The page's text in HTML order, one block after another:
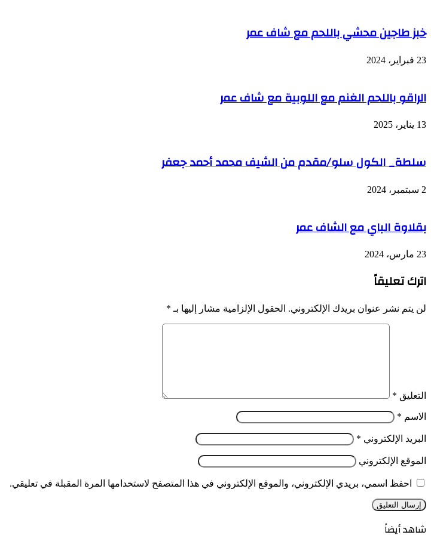
خبز طاجين محشي باللحم مع شاف عمر
23 فبراير، 2024
الراقو باللحم الغنم مع اللوبية مع شاف عمر
13 يناير، 2025
سلطة_ الكول سلو/مقدم من الشيف محمد أحمد جعفر
2 سبتمبر، 2024
بقلاوة الباي مع الشاف عمر
23 مارس، 2024
اترك تعليقاً
لن يتم نشر عنوان بريدك الإلكتروني. الحقول الإلزامية مشار إليها بـ *
التعليق *
الاسم *
البريد الإلكتروني *
الموقع الإلكتروني
احفظ اسمي، بريدي الإلكتروني، والموقع الإلكتروني في هذا المتصفح لاستخدامها المرة المقبلة في تعليقي.
شاهد أيضاً